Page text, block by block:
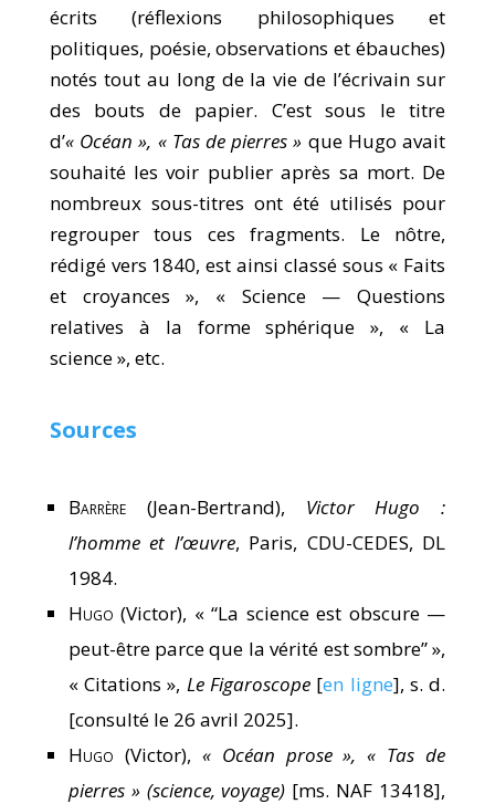
écrits (réflexions philosophiques et
politiques, poésie, observations et ébauches)
notés tout au long de la vie de l’écrivain sur
des bouts de papier. C’est sous le titre
d’« Océan », « Tas de pierres » que Hugo avait
souhaité les voir publier après sa mort. De
nombreux sous-titres ont été utilisés pour
regrouper tous ces fragments. Le nôtre,
rédigé vers 1840, est ainsi classé sous « Faits
et croyances », « Science — Questions
relatives à la forme sphérique », « La
science », etc.
Sources
Barrère(Jean-Bertrand), Victor Hugo :
l’homme et l’œuvre, Paris, CDU-CEDES, DL
1984.
Hugo (Victor), « “La science est obscure —
peut-être parce que la vérité est sombre” »,
« Citations », Le Figaroscope [en ligne], s. d.
[consulté le 26 avril 2025].
Hugo (Victor), « Océan prose », « Tas de
pierres » (science, voyage) [ms. NAF 13418],